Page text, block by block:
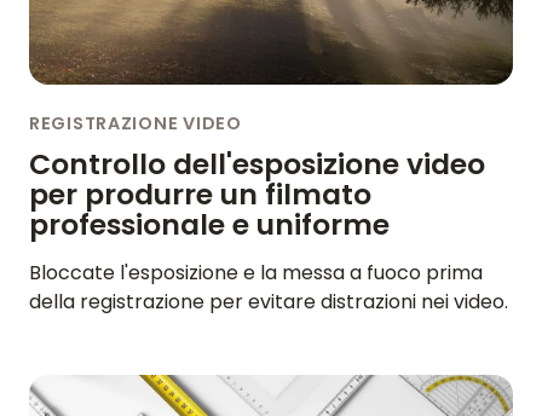
REGISTRAZIONE VIDEO
Controllo dell'esposizione video
per produrre un filmato
professionale e uniforme
Bloccate l'esposizione e la messa a fuoco prima
della registrazione per evitare distrazioni nei video.